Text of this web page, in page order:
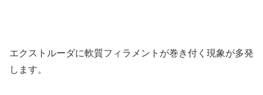
エクストルーダに軟質フィラメントが巻き付く現象が多発
します。